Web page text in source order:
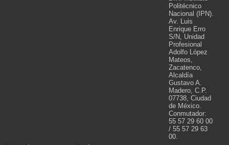
Politécnico
Nacional (IPN).
Av. Luis
Enrique Erro
S/N, Unidad
Profesional
Adolfo López
Mateos,
Zacatenco,
Alcaldía
Gustavo A.
Madero, C.P.
07738, Ciudad
de México.
Conmutador:
55 57 29 60 00
/ 55 57 29 63
00.